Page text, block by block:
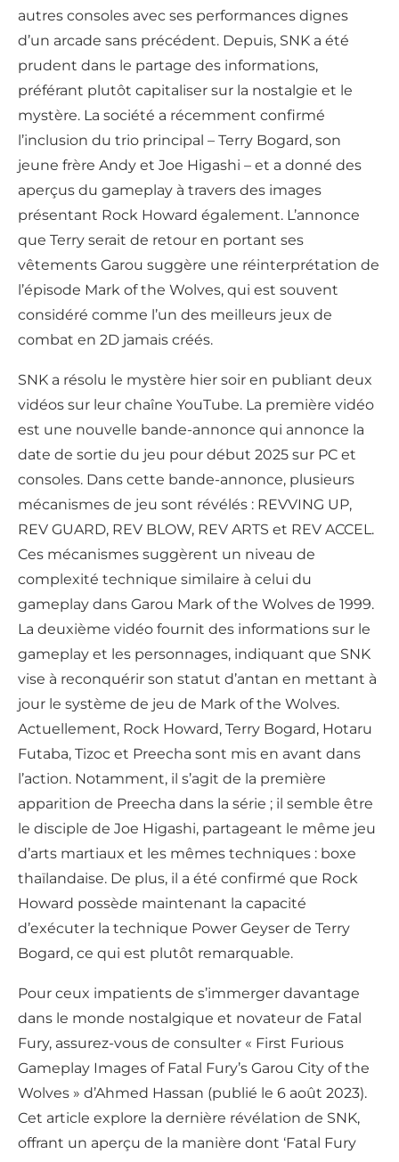
autres consoles avec ses performances dignes
d’un arcade sans précédent. Depuis, SNK a été
prudent dans le partage des informations,
préférant plutôt capitaliser sur la nostalgie et le
mystère. La société a récemment confirmé
l’inclusion du trio principal – Terry Bogard, son
jeune frère Andy et Joe Higashi – et a donné des
aperçus du gameplay à travers des images
présentant Rock Howard également. L’annonce
que Terry serait de retour en portant ses
vêtements Garou suggère une réinterprétation de
l’épisode Mark of the Wolves, qui est souvent
considéré comme l’un des meilleurs jeux de
combat en 2D jamais créés.
SNK a résolu le mystère hier soir en publiant deux
vidéos sur leur chaîne YouTube. La première vidéo
est une nouvelle bande-annonce qui annonce la
date de sortie du jeu pour début 2025 sur PC et
consoles. Dans cette bande-annonce, plusieurs
mécanismes de jeu sont révélés : REVVING UP,
REV GUARD, REV BLOW, REV ARTS et REV ACCEL.
Ces mécanismes suggèrent un niveau de
complexité technique similaire à celui du
gameplay dans Garou Mark of the Wolves de 1999.
La deuxième vidéo fournit des informations sur le
gameplay et les personnages, indiquant que SNK
vise à reconquérir son statut d’antan en mettant à
jour le système de jeu de Mark of the Wolves.
Actuellement, Rock Howard, Terry Bogard, Hotaru
Futaba, Tizoc et Preecha sont mis en avant dans
l’action. Notamment, il s’agit de la première
apparition de Preecha dans la série ; il semble être
le disciple de Joe Higashi, partageant le même jeu
d’arts martiaux et les mêmes techniques : boxe
thaïlandaise. De plus, il a été confirmé que Rock
Howard possède maintenant la capacité
d’exécuter la technique Power Geyser de Terry
Bogard, ce qui est plutôt remarquable.
Pour ceux impatients de s’immerger davantage
dans le monde nostalgique et novateur de Fatal
Fury, assurez-vous de consulter « First Furious
Gameplay Images of Fatal Fury’s Garou City of the
Wolves » d’Ahmed Hassan (publié le 6 août 2023).
Cet article explore la dernière révélation de SNK,
offrant un aperçu de la manière dont ‘Fatal Fury